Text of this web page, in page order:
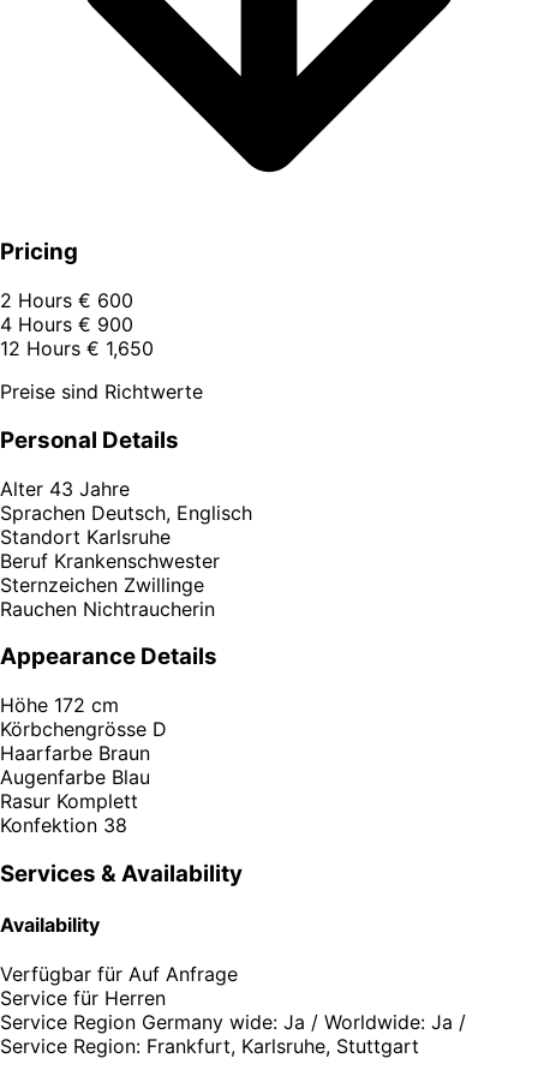
Pricing
2 Hours € 600
4 Hours € 900
12 Hours € 1,650
Preise sind Richtwerte
Personal Details
Alter 43 Jahre
Sprachen Deutsch, Englisch
Standort Karlsruhe
Beruf Krankenschwester
Sternzeichen Zwillinge
Rauchen Nichtraucherin
Appearance Details
Höhe 172 cm
Körbchengrösse D
Haarfarbe Braun
Augenfarbe Blau
Rasur Komplett
Konfektion 38
Services & Availability
Availability
Verfügbar für Auf Anfrage
Service für Herren
Service Region Germany wide: Ja / Worldwide: Ja /
Service Region: Frankfurt, Karlsruhe, Stuttgart